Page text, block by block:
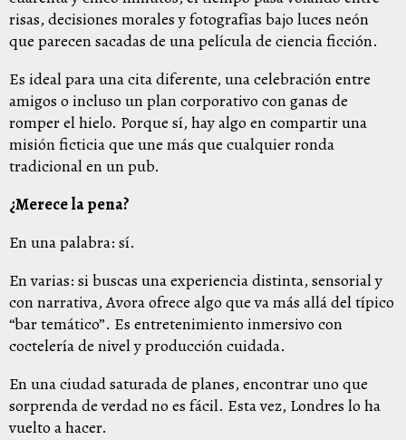
risas, decisiones morales y fotografías bajo luces neón
que parecen sacadas de una película de ciencia ficción.
Es ideal para una cita diferente, una celebración entre
amigos o incluso un plan corporativo con ganas de
romper el hielo. Porque sí, hay algo en compartir una
misión ficticia que une más que cualquier ronda
tradicional en un pub.
¿Merece la pena?
En una palabra: sí.
En varias: si buscas una experiencia distinta, sensorial y
con narrativa, Avora ofrece algo que va más allá del típico
“bar temático”. Es entretenimiento inmersivo con
coctelería de nivel y producción cuidada.
En una ciudad saturada de planes, encontrar uno que
sorprenda de verdad no es fácil. Esta vez, Londres lo ha
vuelto a hacer.